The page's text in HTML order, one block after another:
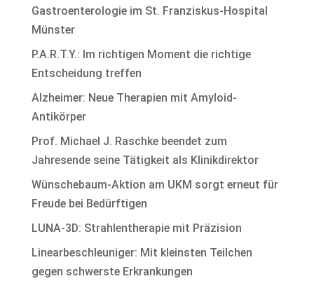
Gastroenterologie im St. Franziskus-Hospital
Münster
P.A.R.T.Y.: Im richtigen Moment die richtige
Entscheidung treffen
Alzheimer: Neue Therapien mit Amyloid-
Antikörper
Prof. Michael J. Raschke beendet zum
Jahresende seine Tätigkeit als Klinikdirektor
Wünschebaum-Aktion am UKM sorgt erneut für
Freude bei Bedürftigen
LUNA-3D: Strahlentherapie mit Präzision
Linearbeschleuniger: Mit kleinsten Teilchen
gegen schwerste Erkrankungen